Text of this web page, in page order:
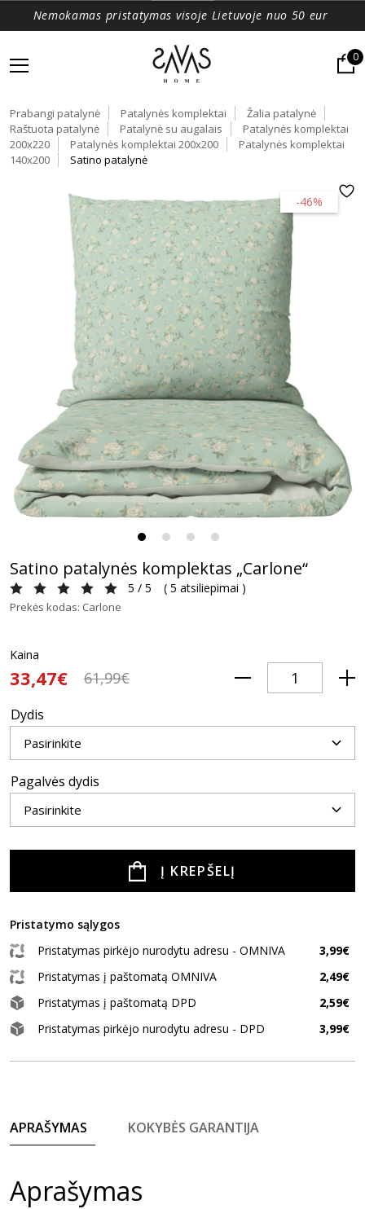
Nemokamas pristatymas visoje Lietuvoje nuo 50 eur
0
Prabangi patalynė Patalynės komplektai
Žalia patalynė
Raštuota patalynė
Patalynė su augalais
Patalynės komplektai
200x220
Patalynės komplektai 200x200
Patalynės komplektai
140x200
Satino patalynė
-46%
Satino patalynės komplektas „Carlone“
5 / 5 ( 5 atsiliepimai )
Prekės kodas: Carlone
Kaina
33,47€ 61,99€
Dydis
Pagalvės dydis
Į KREPŠELĮ
Pristatymo sąlygos
Pristatymas pirkėjo nurodytu adresu - OMNIVA
3,99€
Pristatymas į paštomatą OMNIVA
2,49€
Pristatymas į paštomatą DPD
2,59€
Pristatymas pirkėjo nurodytu adresu - DPD
3,99€
APRAŠYMAS KOKYBĖS GARANTIJA
Aprašymas